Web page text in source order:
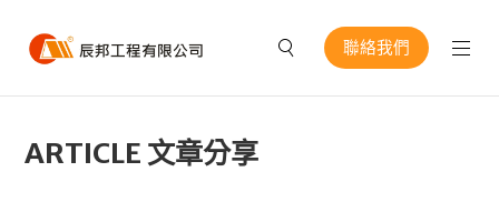
聯絡我們
ARTICLE 文章分享